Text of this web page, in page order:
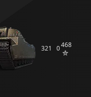
321 0468